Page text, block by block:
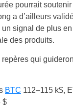
pourrait
a d’ailleurs
un signal de plus
des produits.
qui
BTC 112–115 k$,
$